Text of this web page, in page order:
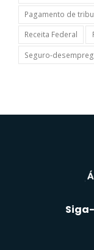
Pagamento de
Receita Federal
Seguro-